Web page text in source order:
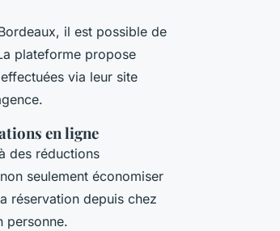
il est possible de
plateforme propose
via leur site
en ligne
des réductions
seulement économiser
réservation depuis chez
personne.